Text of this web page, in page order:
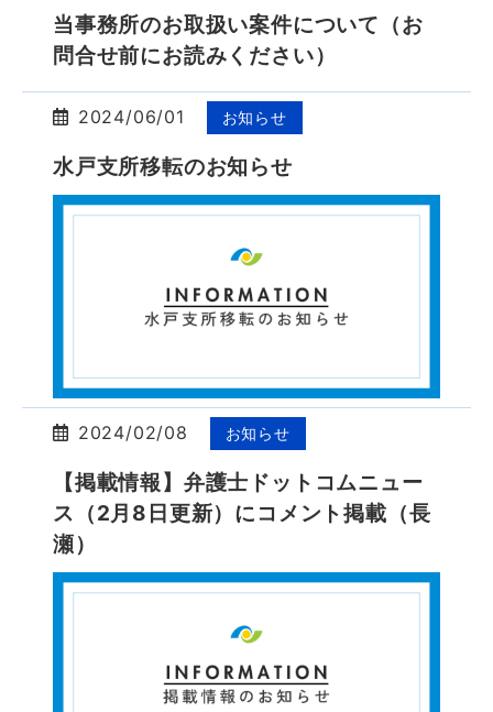
当事務所のお取扱い案件について（お
問合せ前にお読みください）
2024/06/01 お知らせ
水戸支所移転のお知らせ
2024/02/08 お知らせ
【掲載情報】弁護士ドットコムニュー
ス（2月8日更新）にコメント掲載（長
瀬）